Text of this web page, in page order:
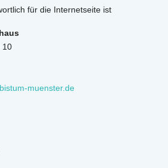
für die Internetseite ist
10
muenster.de